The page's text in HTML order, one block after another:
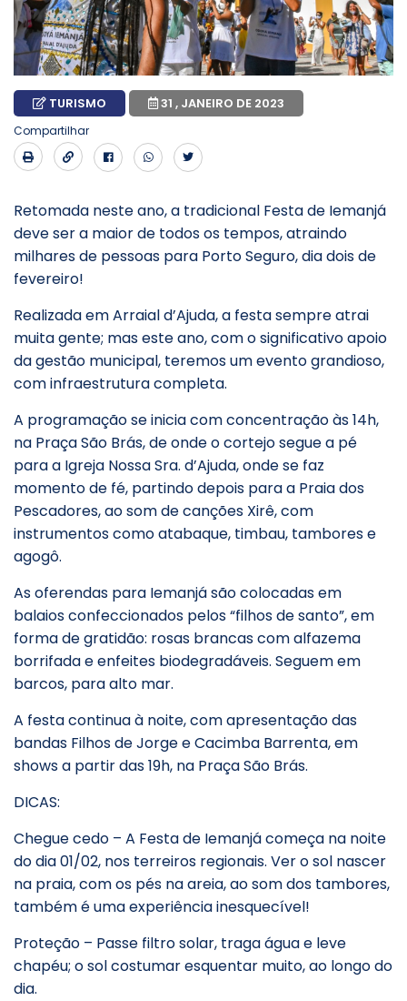
TURISMO 31 , JANEIRO DE 2023
Compartilhar
Retomada neste ano, a tradicional Festa de Iemanjá
deve ser a maior de todos os tempos, atraindo
milhares de pessoas para Porto Seguro, dia dois de
fevereiro!
Realizada em Arraial d’Ajuda, a festa sempre atrai
muita gente; mas este ano, com o significativo apoio
da gestão municipal, teremos um evento grandioso,
com infraestrutura completa.
A programação se inicia com concentração às 14h,
na Praça São Brás, de onde o cortejo segue a pé
para a Igreja Nossa Sra. d’Ajuda, onde se faz
momento de fé, partindo depois para a Praia dos
Pescadores, ao som de canções Xirê, com
instrumentos como atabaque, timbau, tambores e
agogô.
As oferendas para Iemanjá são colocadas em
balaios confeccionados pelos “filhos de santo”, em
forma de gratidão: rosas brancas com alfazema
borrifada e enfeites biodegradáveis. Seguem em
barcos, para alto mar.
A festa continua à noite, com apresentação das
bandas Filhos de Jorge e Cacimba Barrenta, em
shows a partir das 19h, na Praça São Brás.
DICAS:
Chegue cedo – A Festa de Iemanjá começa na noite
do dia 01/02, nos terreiros regionais. Ver o sol nascer
na praia, com os pés na areia, ao som dos tambores,
também é uma experiência inesquecível!
Proteção – Passe filtro solar, traga água e leve
chapéu; o sol costumar esquentar muito, ao longo do
dia.